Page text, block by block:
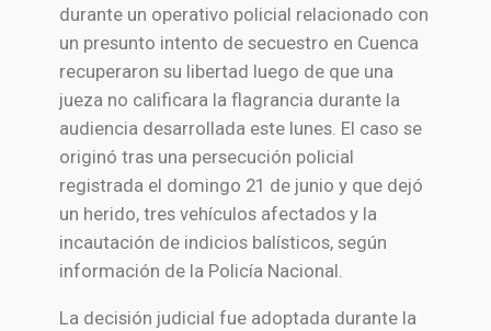
durante un operativo policial relacionado con
un presunto intento de secuestro en Cuenca
recuperaron su libertad luego de que una
jueza no calificara la flagrancia durante la
audiencia desarrollada este lunes. El caso se
originó tras una persecución policial
registrada el domingo 21 de junio y que dejó
un herido, tres vehículos afectados y la
incautación de indicios balísticos, según
información de la Policía Nacional.
La decisión judicial fue adoptada durante la